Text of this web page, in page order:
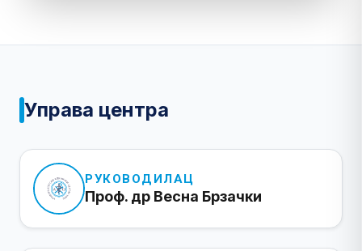
Управа центра
РУКОВОДИЛАЦ
Проф. др Весна Брзачки